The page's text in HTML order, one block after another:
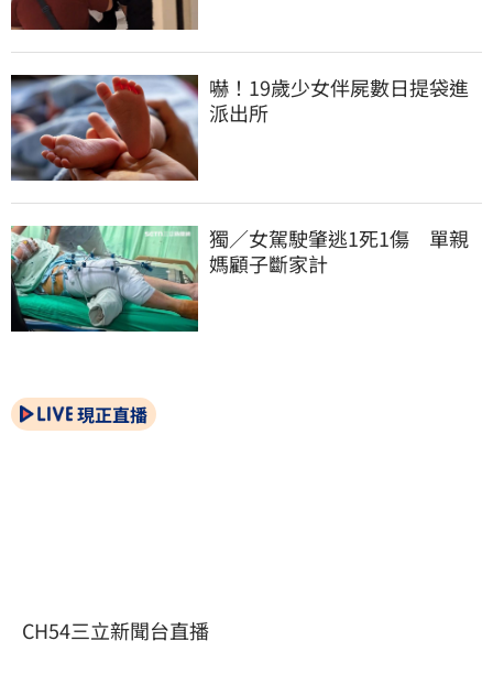
嚇！19歲少女伴屍數日提袋進
派出所
獨／女駕駛肇逃1死1傷　單親
媽顧子斷家計
現正直播
CH54三立新聞台直播